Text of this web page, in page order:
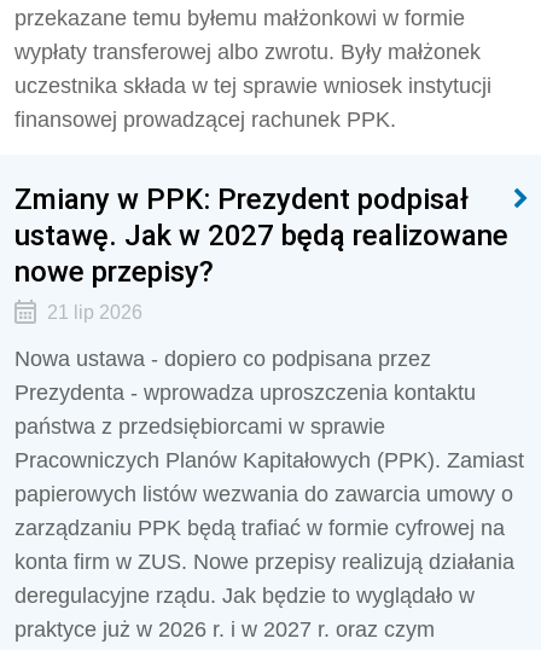
przekazane temu byłemu małżonkowi w formie
wypłaty transferowej albo zwrotu. Były małżonek
uczestnika składa w tej sprawie wniosek instytucji
finansowej prowadzącej rachunek PPK.
Zmiany w PPK: Prezydent podpisał
ustawę. Jak w 2027 będą realizowane
nowe przepisy?
21 lip 2026
Nowa ustawa - dopiero co podpisana przez
Prezydenta - wprowadza uproszczenia kontaktu
państwa z przedsiębiorcami w sprawie
Pracowniczych Planów Kapitałowych (PPK). Zamiast
papierowych listów wezwania do zawarcia umowy o
zarządzaniu PPK będą trafiać w formie cyfrowej na
konta firm w ZUS. Nowe przepisy realizują działania
deregulacyjne rządu. Jak będzie to wyglądało w
praktyce już w 2026 r. i w 2027 r. oraz czym